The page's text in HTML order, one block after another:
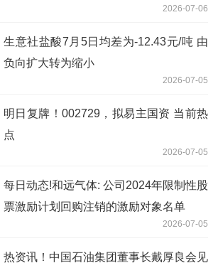
2026-07-06
生意社盐酸7月5日均差为-12.43元/吨 由
负向扩大转为缩小
2026-07-05
明日复牌！002729，拟易主国资 当前热
点
2026-07-05
每日动态!和远气体: 公司2024年限制性股
票激励计划回购注销的激励对象名单
2026-07-05
热资讯！中国石油集团董事长戴厚良会见